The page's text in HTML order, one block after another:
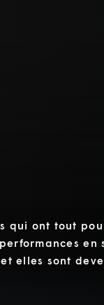
qui ont tout
en
elles sont